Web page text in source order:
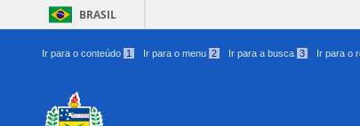
BRASIL
Ir para o conteúdo 1 Ir para o menu 2 Ir para a busca 3 Ir para o